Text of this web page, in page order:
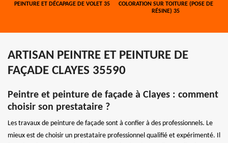
PEINTURE ET DÉCAPAGE DE VOLET 35
COLORATION SUR TOITURE (POSE DE
RÉSINE) 35
ARTISAN PEINTRE ET PEINTURE DE
FAÇADE CLAYES 35590
Peintre et peinture de façade à Clayes : comment
choisir son prestataire ?
Les travaux de peinture de façade sont à confier à des professionnels. Le
mieux est de choisir un prestataire professionnel qualifié et expérimenté. Il